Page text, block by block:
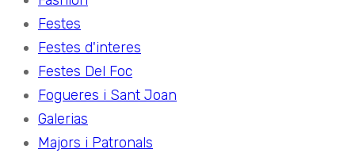
Festes
Festes d'interes
Festes Del Foc
Fogueres i Sant Joan
Galerias
Majors i Patronals